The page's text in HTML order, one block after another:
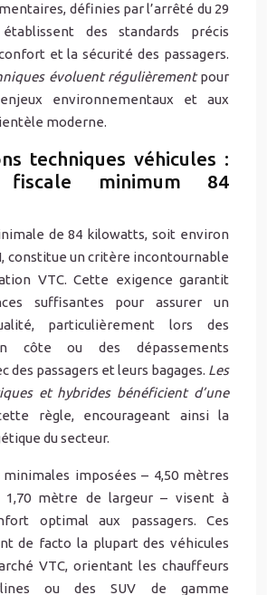
définies par l’arrêté du 29
des standards précis
et la sécurité des passagers.
évoluent régulièrementpour
environnementaux et aux
moderne.
techniques véhicules :
fiscale minimum 84
de 84 kilowatts, soit environ
constitue un critère incontournable
VTC. Cette exigence garantit
suffisantes pour assurer un
particulièrement lors des
côte ou des dépassements
des passagers et leurs bagages. Les
et hybrides bénéficient d’une
règle, encourageant ainsi la
du secteur.
minimales imposées – 4,50 mètres
1,70 mètre de largeur – visent à
optimal aux passagers. Ces
de facto la plupart des véhicules
VTC, orientant les chauffeurs
ou des SUV de gamme